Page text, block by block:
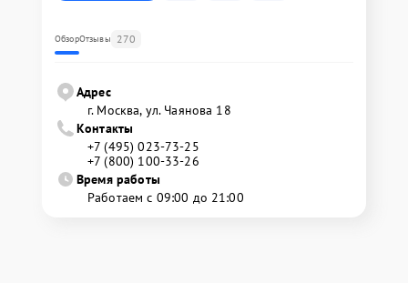
ОбзорОтзывы 270
Адрес
г. Москва, ул. Чаянова 18
Контакты
+7 (495) 023-73-25
+7 (800) 100-33-26
Время работы
Работаем с 09:00 до 21:00